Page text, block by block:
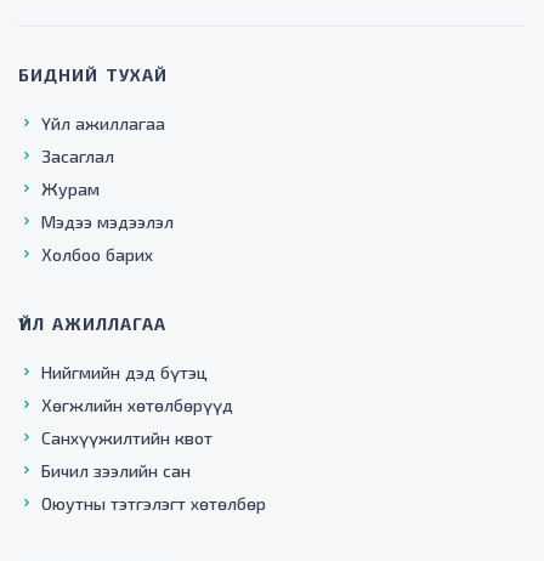
БИДНИЙ ТУХАЙ
Үйл ажиллагаа
Засаглал
Журам
Мэдээ мэдээлэл
Холбоо барих
ҮЙЛ АЖИЛЛАГАА
Нийгмийн дэд бүтэц
Хөгжлийн хөтөлбөрүүд
Санхүүжилтийн квот
Бичил зээлийн сан
Оюутны тэтгэлэгт хөтөлбөр